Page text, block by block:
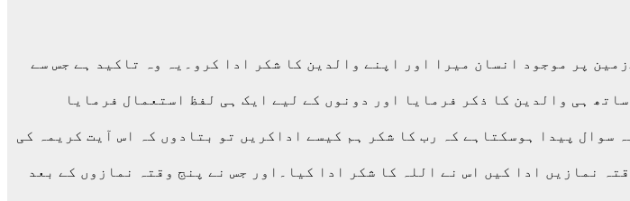
پر موجود انسان میرا اور اپنے والدین کا شکر ادا کرو۔یہ وہ تاکید ہے جس سے
ہی والدین کا ذکر فرمایا اور دونوں کے لیے ایک ہی لفظ استعمال فرمایا
پیدا ہوسکتاہے کہ رب کا شکر ہم کیسے اداکریں تو بتادوں کہ اس آیت کریمہ کی
نمازیں ادا کیں اس نے اللہ کا شکر ادا کیا۔اور جس نے پنج وقتہ نمازوں کے بعد